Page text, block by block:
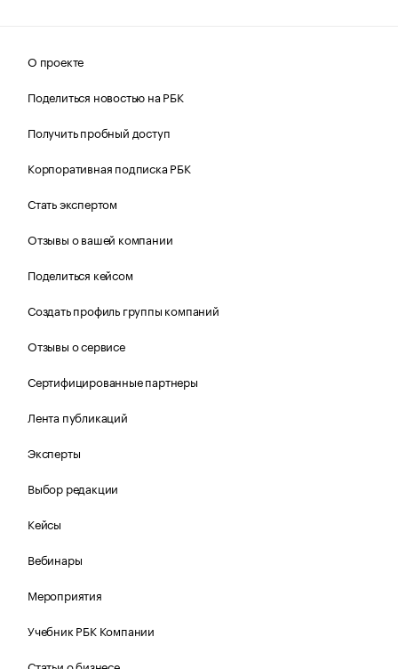
О проекте
Поделиться новостью на РБК
Получить пробный доступ
Корпоративная подписка РБК
Стать экспертом
Отзывы о вашей компании
Поделиться кейсом
Создать профиль группы компаний
Отзывы о сервисе
Сертифицированные партнеры
Лента публикаций
Эксперты
Выбор редакции
Кейсы
Вебинары
Мероприятия
Учебник РБК Компании